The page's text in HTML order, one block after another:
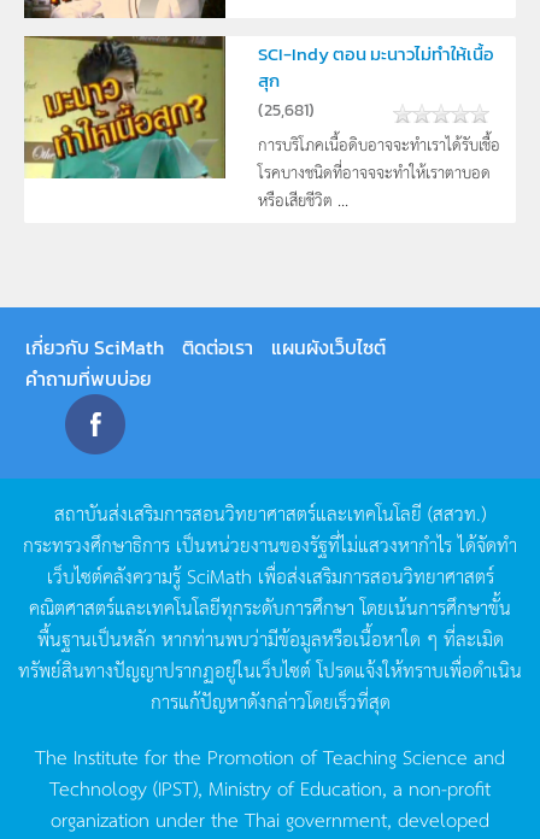
SCI-Indy ตอน มะนาวไม่ทำให้เนื้อ
สุก
(25,681)
การบริโภคเนื้อดิบอาจจะทำเราได้รับเชื้อ
โรคบางชนิดที่อาจจจะทำให้เราตาบอด
หรือเสียชีวิต ...
เกี่ยวกับ SciMath ติดต่อเรา
แผนผังเว็บไซต์
คำถามที่พบบ่อย
สถาบันส่งเสริมการสอนวิทยาศาสตร์และเทคโนโลยี (สสวท.)
กระทรวงศึกษาธิการ เป็นหน่วยงานของรัฐที่ไม่แสวงหากำไรได้จัดทำ
เว็บไซต์คลังความรู้SciMath เพื่อส่งเสริมการสอนวิทยาศาสตร์
คณิตศาสตร์และเทคโนโลยีทุกระดับการศึกษา โดยเน้นการศึกษาขั้น
พื้นฐานเป็นหลัก หากท่านพบว่ามีข้อมูลหรือเนื้อหาใด ๆ ที่ละเมิด
ทรัพย์สินทางปัญญาปรากฏอยู่ในเว็บไซต์โปรดแจ้งให้ทราบเพื่อดำเนิน
การแก้ปัญหาดังกล่าวโดยเร็วที่สุด
The Institute for the Promotion of Teaching Science and
Technology (IPST), Ministry of Education, a non-profit
organization under the Thai government, developed